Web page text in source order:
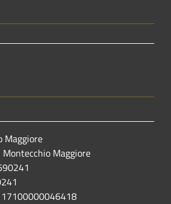
Maggiore
Maggiore